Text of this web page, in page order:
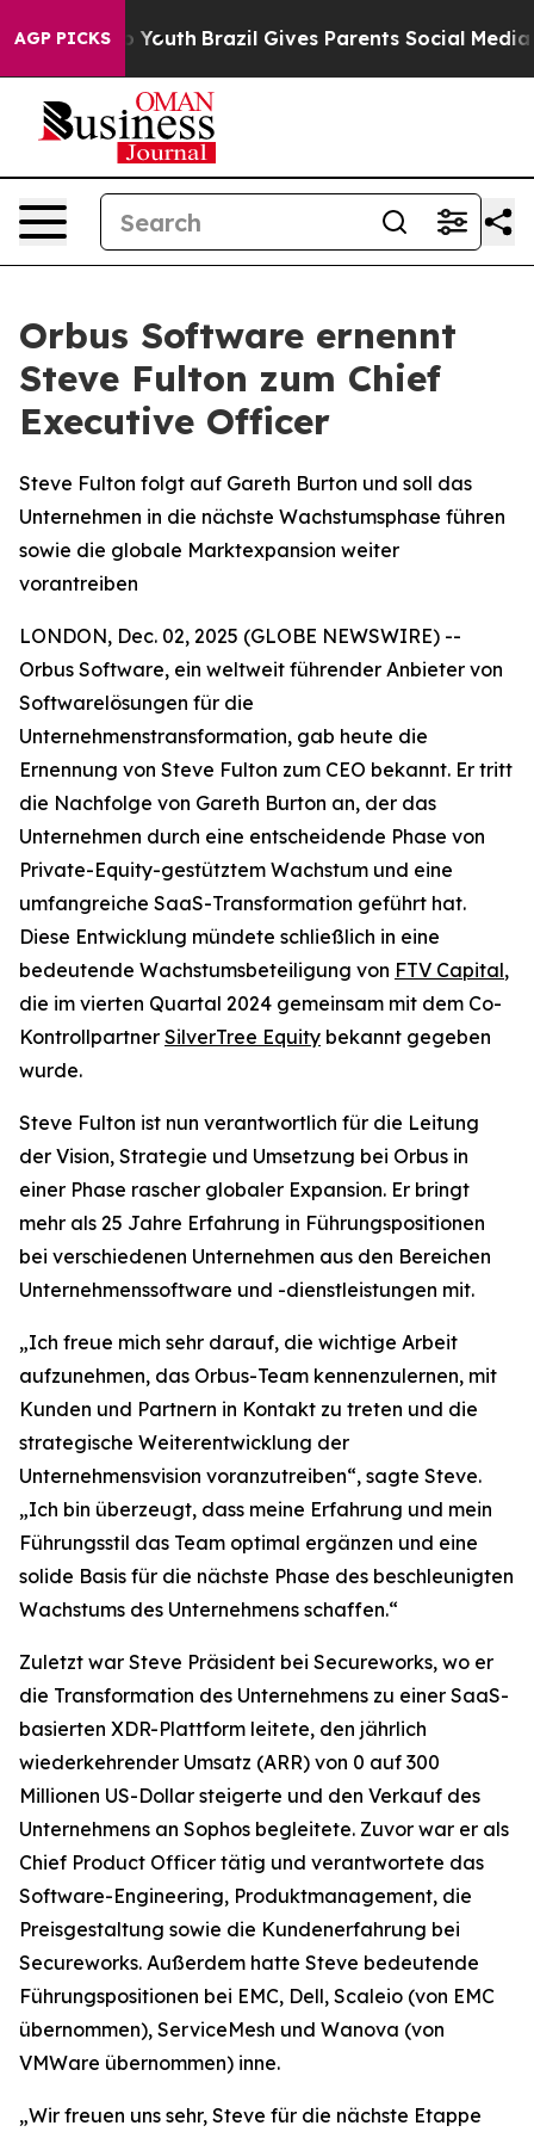
AGP PICKSto Youth Brazil Gives Parents Social Media
Orbus Software ernennt
Steve Fulton zum Chief
Executive Officer
Steve Fulton folgt auf Gareth Burton und soll das
Unternehmen in die nächste Wachstumsphase führen
sowie die globale Marktexpansion weiter
vorantreiben
LONDON, Dec. 02, 2025 (GLOBE NEWSWIRE) --
Orbus Software, ein weltweit führender Anbieter von
Softwarelösungen für die
Unternehmenstransformation, gab heute die
Ernennung von Steve Fulton zum CEO bekannt. Er tritt
die Nachfolge von Gareth Burton an, der das
Unternehmen durch eine entscheidende Phase von
Private-Equity-gestütztem Wachstum und eine
umfangreiche SaaS-Transformation geführt hat.
Diese Entwicklung mündete schließlich in eine
bedeutende Wachstumsbeteiligung von FTV Capital,
die im vierten Quartal 2024 gemeinsam mit dem Co-
Kontrollpartner SilverTree Equity bekannt gegeben
wurde.
Steve Fulton ist nun verantwortlich für die Leitung
der Vision, Strategie und Umsetzung bei Orbus in
einer Phase rascher globaler Expansion. Er bringt
mehr als 25 Jahre Erfahrung in Führungspositionen
bei verschiedenen Unternehmen aus den Bereichen
Unternehmenssoftware und -dienstleistungen mit.
„Ich freue mich sehr darauf, die wichtige Arbeit
aufzunehmen, das Orbus-Team kennenzulernen, mit
Kunden und Partnern in Kontakt zu treten und die
strategische Weiterentwicklung der
Unternehmensvision voranzutreiben“, sagte Steve.
„Ich bin überzeugt, dass meine Erfahrung und mein
Führungsstil das Team optimal ergänzen und eine
solide Basis für die nächste Phase des beschleunigten
Wachstums des Unternehmens schaffen.“
Zuletzt war Steve Präsident bei Secureworks, wo er
die Transformation des Unternehmens zu einer SaaS-
basierten XDR-Plattform leitete, den jährlich
wiederkehrender Umsatz (ARR) von 0 auf 300
Millionen US-Dollar steigerte und den Verkauf des
Unternehmens an Sophos begleitete. Zuvor war er als
Chief Product Officer tätig und verantwortete das
Software-Engineering, Produktmanagement, die
Preisgestaltung sowie die Kundenerfahrung bei
Secureworks. Außerdem hatte Steve bedeutende
Führungspositionen bei EMC, Dell, Scaleio (von EMC
übernommen), ServiceMesh und Wanova (von
VMWare übernommen) inne.
„Wir freuen uns sehr, Steve für die nächste Etappe